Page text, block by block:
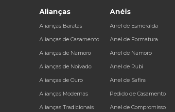
Alianças
Alianças Baratas
Alianças de Casamento
Alianças de Namoro
Alianças de Noivado
Alianças de Ouro
Alianças Modernas
Alianças Tradicionais
Anéis
Anel de Esmeralda
Anel de Formatura
Anel de Namoro
Anel de Rubi
Anel de Safira
Pedido de Casamento
Anel de Compromisso